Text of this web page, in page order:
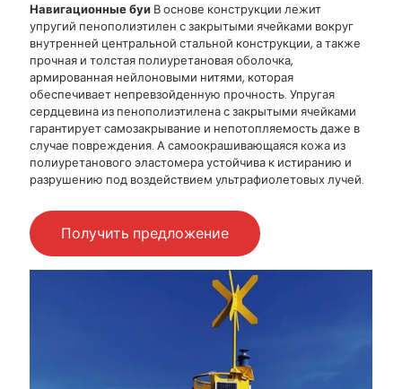
Навигационные буи В основе конструкции лежит
упругий пенополиэтилен с закрытыми ячейками вокруг
внутренней центральной стальной конструкции, а также
прочная и толстая полиуретановая оболочка,
армированная нейлоновыми нитями, которая
обеспечивает непревзойденную прочность. Упругая
сердцевина из пенополиэтилена с закрытыми ячейками
гарантирует самозакрывание и непотопляемость даже в
случае повреждения. А самоокрашивающаяся кожа из
полиуретанового эластомера устойчива к истиранию и
разрушению под воздействием ультрафиолетовых лучей.
Получить предложение